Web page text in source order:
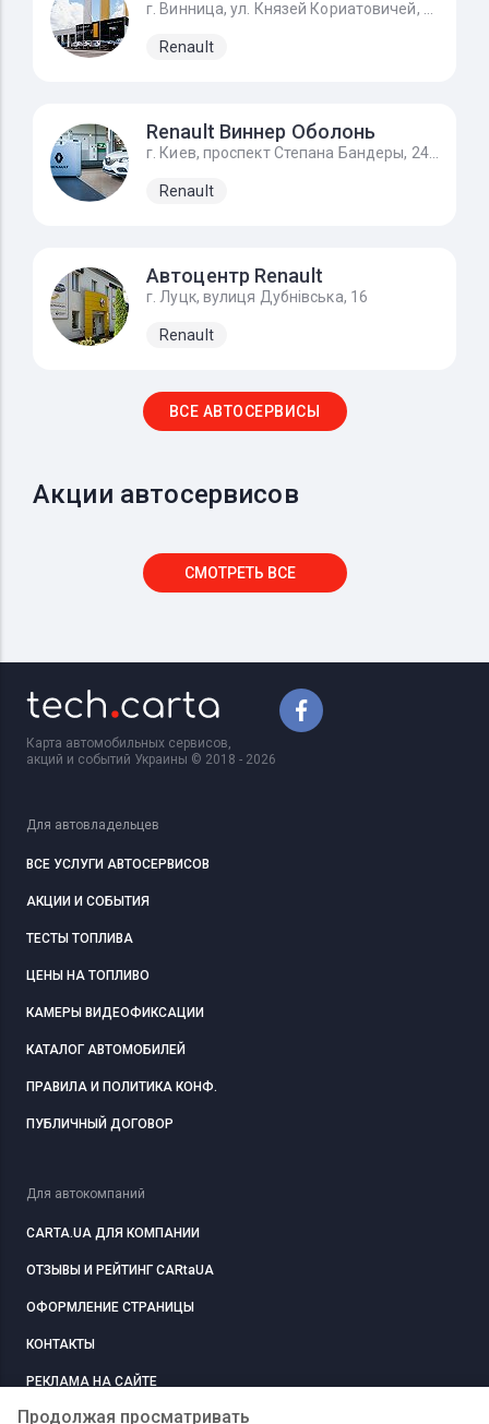
Renault
Renault Виннер Оболонь
г. Киев, проспект Степана Бандеры, 24Д
Renault
Автоцентр Renault
г. Луцк, вулиця Дубнівська, 16
Renault
ВСЕ АВТОСЕРВИСЫ
Акции автосервисов
СМОТРЕТЬ ВСЕ
Продолжая просматривать
Карта автомобильных сервисов,
акций и событий Украины © 2018 - 2026
Для автовладельцев
ВСЕ УСЛУГИ АВТОСЕРВИСОВ
АКЦИИ И СОБЫТИЯ
ТЕСТЫ ТОПЛИВА
ЦЕНЫ НА ТОПЛИВО
КАМЕРЫ ВИДЕОФИКСАЦИИ
КАТАЛОГ АВТОМОБИЛЕЙ
ПРАВИЛА И ПОЛИТИКА КОНФ.
ПУБЛИЧНЫЙ ДОГОВОР
Для автокомпаний
CARTA.UA ДЛЯ КОМПАНИИ
ОТЗЫВЫ И РЕЙТИНГ CARtaUA
ОФОРМЛЕНИЕ СТРАНИЦЫ
КОНТАКТЫ
РЕКЛАМА НА САЙТЕ